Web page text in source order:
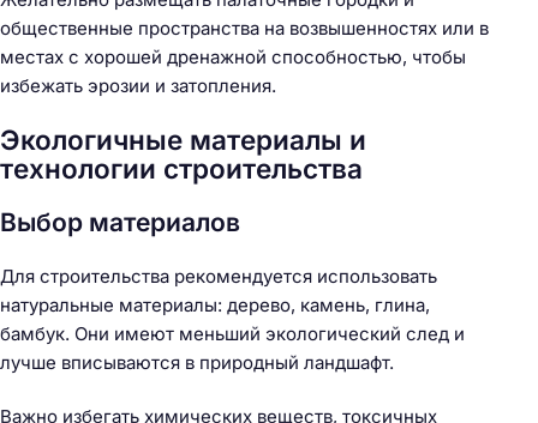
общественные пространства на возвышенностях или в
местах с хорошей дренажной способностью, чтобы
избежать эрозии и затопления.
Экологичные материалы и
технологии строительства
Выбор материалов
Для строительства рекомендуется использовать
натуральные материалы: дерево, камень, глина,
бамбук. Они имеют меньший экологический след и
лучше вписываются в природный ландшафт.
Важно избегать химических веществ, токсичных